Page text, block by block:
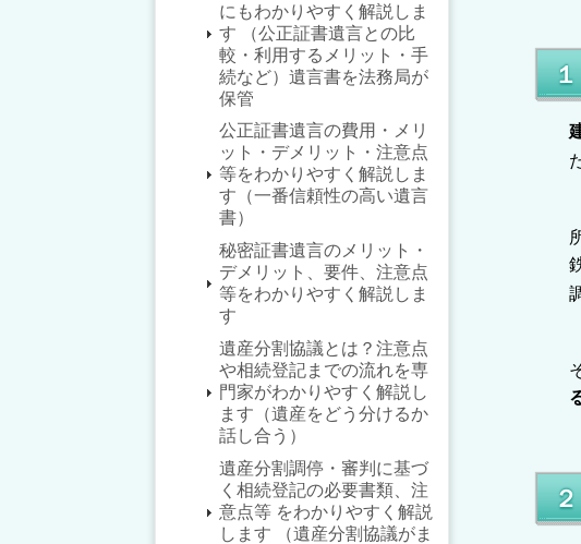
にもわかりやすく解説しま
す （公正証書遺言との比
較・利用するメリット・手
続など）遺言書を法務局が
保管
公正証書遺言の費用・メリ
ット・デメリット・注意点
等をわかりやすく解説しま
す（一番信頼性の高い遺言
書）
秘密証書遺言のメリット・
デメリット、要件、注意点
等をわかりやすく解説しま
す
遺産分割協議とは？注意点
や相続登記までの流れを専
門家がわかりやすく解説し
ます（遺産をどう分けるか
話し合う）
遺産分割調停・審判に基づ
く相続登記の必要書類、注
意点等 をわかりやすく解説
します （遺産分割協議がま